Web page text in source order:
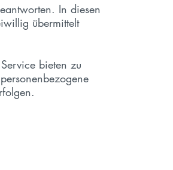
In diesen
übermittelt
bieten zu